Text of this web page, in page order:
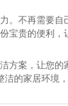
。不再需要
宝贵的便利，
方案，让您
的家居环境